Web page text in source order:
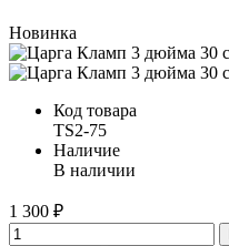
Новинка
Код товара
TS2-75
Наличие
В наличии
1 300 ₽